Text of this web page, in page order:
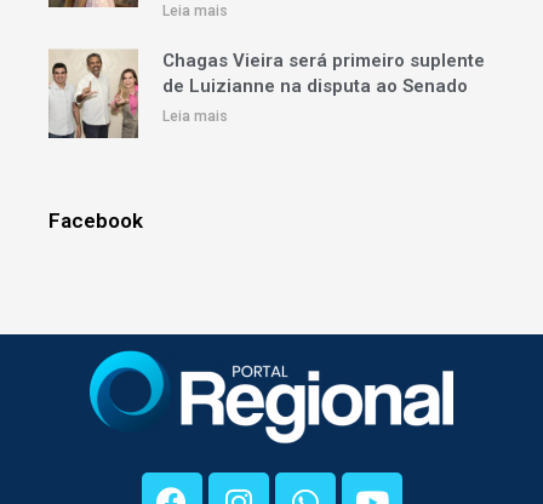
Leia mais
Chagas Vieira será primeiro suplente
de Luizianne na disputa ao Senado
Leia mais
Facebook